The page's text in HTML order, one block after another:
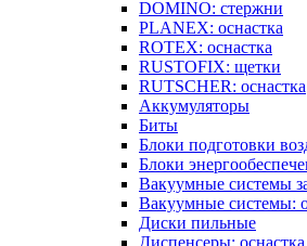
DOMINO: стержни
PLANEX: оснастка
ROTEX: оснастка
RUSTOFIX: щетки
RUTSCHER: оснастка
Аккумуляторы
Биты
Блоки подготовки
Блоки
Вакуумные системы
Вакуумные системы:
Диски пильные
Диспенсеры: оснастка